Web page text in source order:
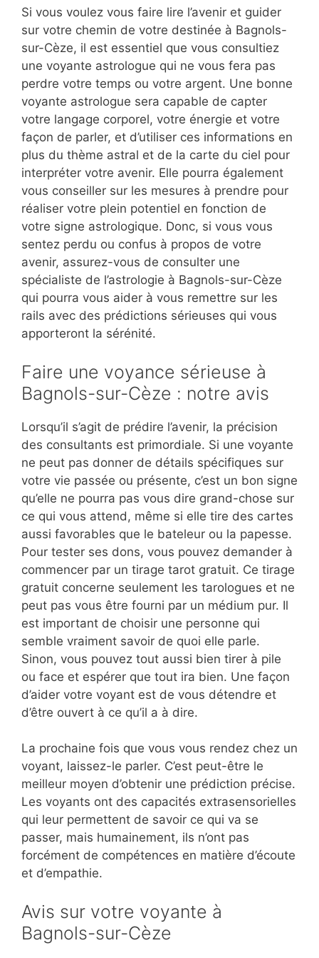
Si vous voulez vous faire lire l’avenir et guider
sur votre chemin de votre destinée à Bagnols-
sur-Cèze, il est essentiel que vous consultiez
une voyante astrologue qui ne vous fera pas
perdre votre temps ou votre argent. Une bonne
voyante astrologue sera capable de capter
votre langage corporel, votre énergie et votre
façon de parler, et d’utiliser ces informations en
plus du thème astral et de la carte du ciel pour
interpréter votre avenir. Elle pourra également
vous conseiller sur les mesures à prendre pour
réaliser votre plein potentiel en fonction de
votre signe astrologique. Donc, si vous vous
sentez perdu ou confus à propos de votre
avenir, assurez-vous de consulter une
spécialiste de l’astrologie à Bagnols-sur-Cèze
qui pourra vous aider à vous remettre sur les
rails avec des prédictions sérieuses qui vous
apporteront la sérénité.
Faire une voyance sérieuse à
Bagnols-sur-Cèze : notre avis
Lorsqu’il s’agit de prédire l’avenir, la précision
des consultants est primordiale. Si une voyante
ne peut pas donner de détails spécifiques sur
votre vie passée ou présente, c’est un bon signe
qu’elle ne pourra pas vous dire grand-chose sur
ce qui vous attend, même si elle tire des cartes
aussi favorables que le bateleur ou la papesse.
Pour tester ses dons, vous pouvez demander à
commencer par un tirage tarot gratuit. Ce tirage
gratuit concerne seulement les tarologues et ne
peut pas vous être fourni par un médium pur. Il
est important de choisir une personne qui
semble vraiment savoir de quoi elle parle.
Sinon, vous pouvez tout aussi bien tirer à pile
ou face et espérer que tout ira bien. Une façon
d’aider votre voyant est de vous détendre et
d’être ouvert à ce qu’il a à dire.
La prochaine fois que vous vous rendez chez un
voyant, laissez-le parler. C’est peut-être le
meilleur moyen d’obtenir une prédiction précise.
Les voyants ont des capacités extrasensorielles
qui leur permettent de savoir ce qui va se
passer, mais humainement, ils n’ont pas
forcément de compétences en matière d’écoute
et d’empathie.
Avis sur votre voyante à
Bagnols-sur-Cèze